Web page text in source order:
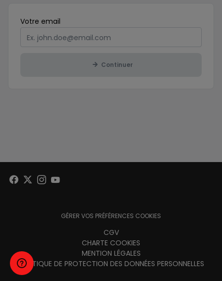
Votre email
Continuer
GÉRER VOS PRÉFÉRENCES COOKIES
CGV
CHARTE COOKIES
MENTION LÉGALES
POLITIQUE DE PROTECTION DES DONNÉES PERSONNELLES